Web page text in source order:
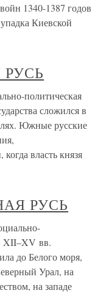
1340-1387 годов
Киевской
политическая
сложился в
Южные русские
власть князя
РУСЬ
XII–XV вв.
до Белого моря,
Урал, на
на западе